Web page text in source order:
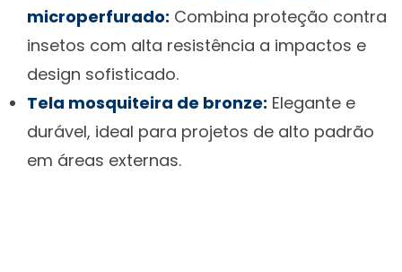
microperfurado: Combina proteção contra
insetos com alta resistência a impactos e
design sofisticado.
Tela mosquiteira de bronze: Elegante e
durável, ideal para projetos de alto padrão
em áreas externas.